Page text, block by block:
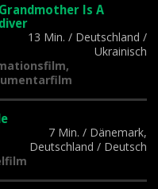
Is A
13 Min. / Deutschland /
Ukrainisch
7 Min. / Dänemark,
Deutschland / Deutsch